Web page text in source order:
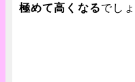
極めて高くなるでしょ